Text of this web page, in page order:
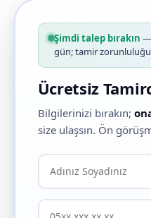
Şimdi talep bırakın —
gün; tamir
Ücretsiz
Bilgilerinizi bırakın;
size ulaşsın. Ön